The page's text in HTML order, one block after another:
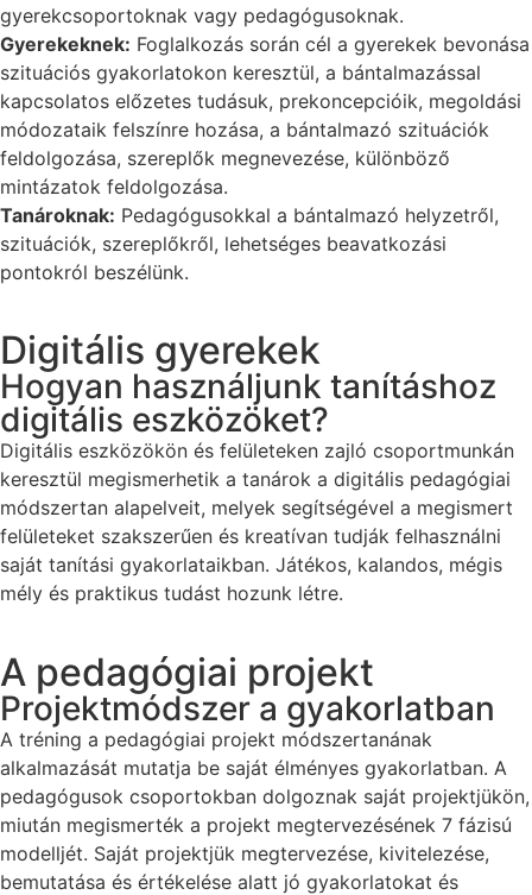
gyerekcsoportoknak vagy pedagógusoknak.
Gyerekeknek: Foglalkozás során cél a gyerekek bevonása
szituációs gyakorlatokon keresztül, a bántalmazással
kapcsolatos előzetes tudásuk, prekoncepcióik, megoldási
módozataik felszínre hozása, a bántalmazó szituációk
feldolgozása, szereplők megnevezése, különböző
mintázatok feldolgozása.
Tanároknak: Pedagógusokkal a bántalmazó helyzetről,
szituációk, szereplőkről, lehetséges beavatkozási
pontokról beszélünk.
Digitális gyerekek
Hogyan használjunk tanításhoz
digitális eszközöket?
Digitális eszközökön és felületeken zajló csoportmunkán
keresztül megismerhetik a tanárok a digitális pedagógiai
módszertan alapelveit, melyek segítségével a megismert
felületeket szakszerűen és kreatívan tudják felhasználni
saját tanítási gyakorlataikban. Játékos, kalandos, mégis
mély és praktikus tudást hozunk létre.
A pedagógiai projekt
Projektmódszer a gyakorlatban
A tréning a pedagógiai projekt módszertanának
alkalmazását mutatja be saját élményes gyakorlatban. A
pedagógusok csoportokban dolgoznak saját projektjükön,
miután megismerték a projekt megtervezésének 7 fázisú
modelljét. Saját projektjük megtervezése, kivitelezése,
bemutatása és értékelése alatt jó gyakorlatokat és